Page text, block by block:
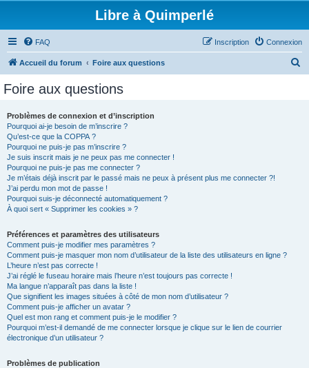
Libre à Quimperlé
FAQ Connexion
Inscription
Accueil du forum Foire aux questions
Foire aux questions
Problèmes de connexion et d’inscription
Pourquoi ai-je besoin de m’inscrire ?
Qu’est-ce que la COPPA ?
Pourquoi ne puis-je pas m’inscrire ?
Je suis inscrit mais je ne peux pas me connecter !
Pourquoi ne puis-je pas me connecter ?
Je m’étais déjà inscrit par le passé mais ne peux à présent plus me connecter ?!
J’ai perdu mon mot de passe !
Pourquoi suis-je déconnecté automatiquement ?
À quoi sert « Supprimer les cookies » ?
Préférences et paramètres des utilisateurs
Comment puis-je modifier mes paramètres ?
Comment puis-je masquer mon nom d’utilisateur de la liste des utilisateurs en ligne ?
L’heure n’est pas correcte !
J’ai réglé le fuseau horaire mais l’heure n’est toujours pas correcte !
Ma langue n’apparaît pas dans la liste !
Que signifient les images situées à côté de mon nom d’utilisateur ?
Comment puis-je afficher un avatar ?
Quel est mon rang et comment puis-je le modifier ?
Pourquoi m’est-il demandé de me connecter lorsque je clique sur le lien de courrier
électronique d’un utilisateur ?
Problèmes de publication